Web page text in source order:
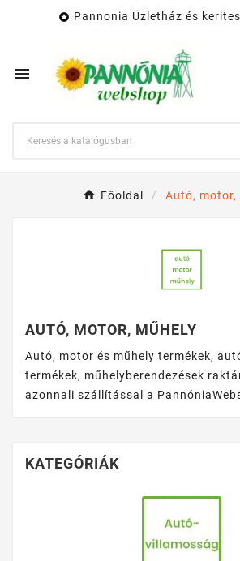
 Pannonia Üzletház és

Főoldal Autó, motor,
AUTÓ, MOTOR, MŰHELY
Autó, motor és műhely termékek,
termékek, műhelyberendezések
azonnali szállítással a
KATEGÓRIÁK